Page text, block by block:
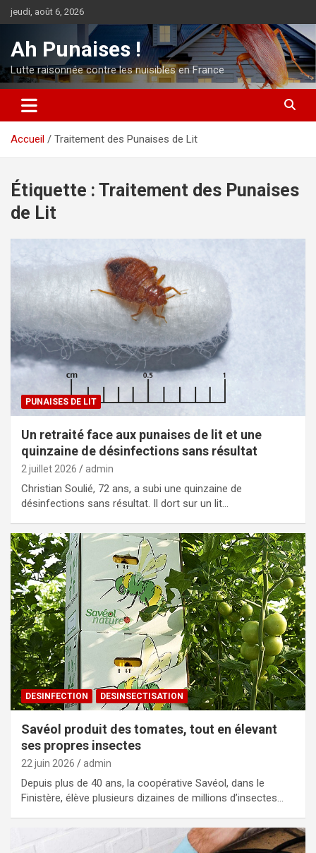
Aller
au
jeudi, août 6, 2026
Ah Punaises !
Lutte raisonnée contre les nuisibles en France
Accueil Traitement des Punaises de Lit
Étiquette : Traitement des Punaises
de Lit
PUNAISES DE LIT
Un retraité face aux punaises de lit et une
quinzaine de désinfections sans résultat
2 juillet 2026 admin
Christian Soulié, 72 ans, a subi une quinzaine de
désinfections sans résultat. Il dort sur un lit…
DESINFECTION DESINSECTISATION
Savéol produit des tomates, tout en élevant
ses propres insectes
22 juin 2026 admin
Depuis plus de 40 ans, la coopérative Savéol, dans le
Finistère, élève plusieurs dizaines de millions d’insectes…